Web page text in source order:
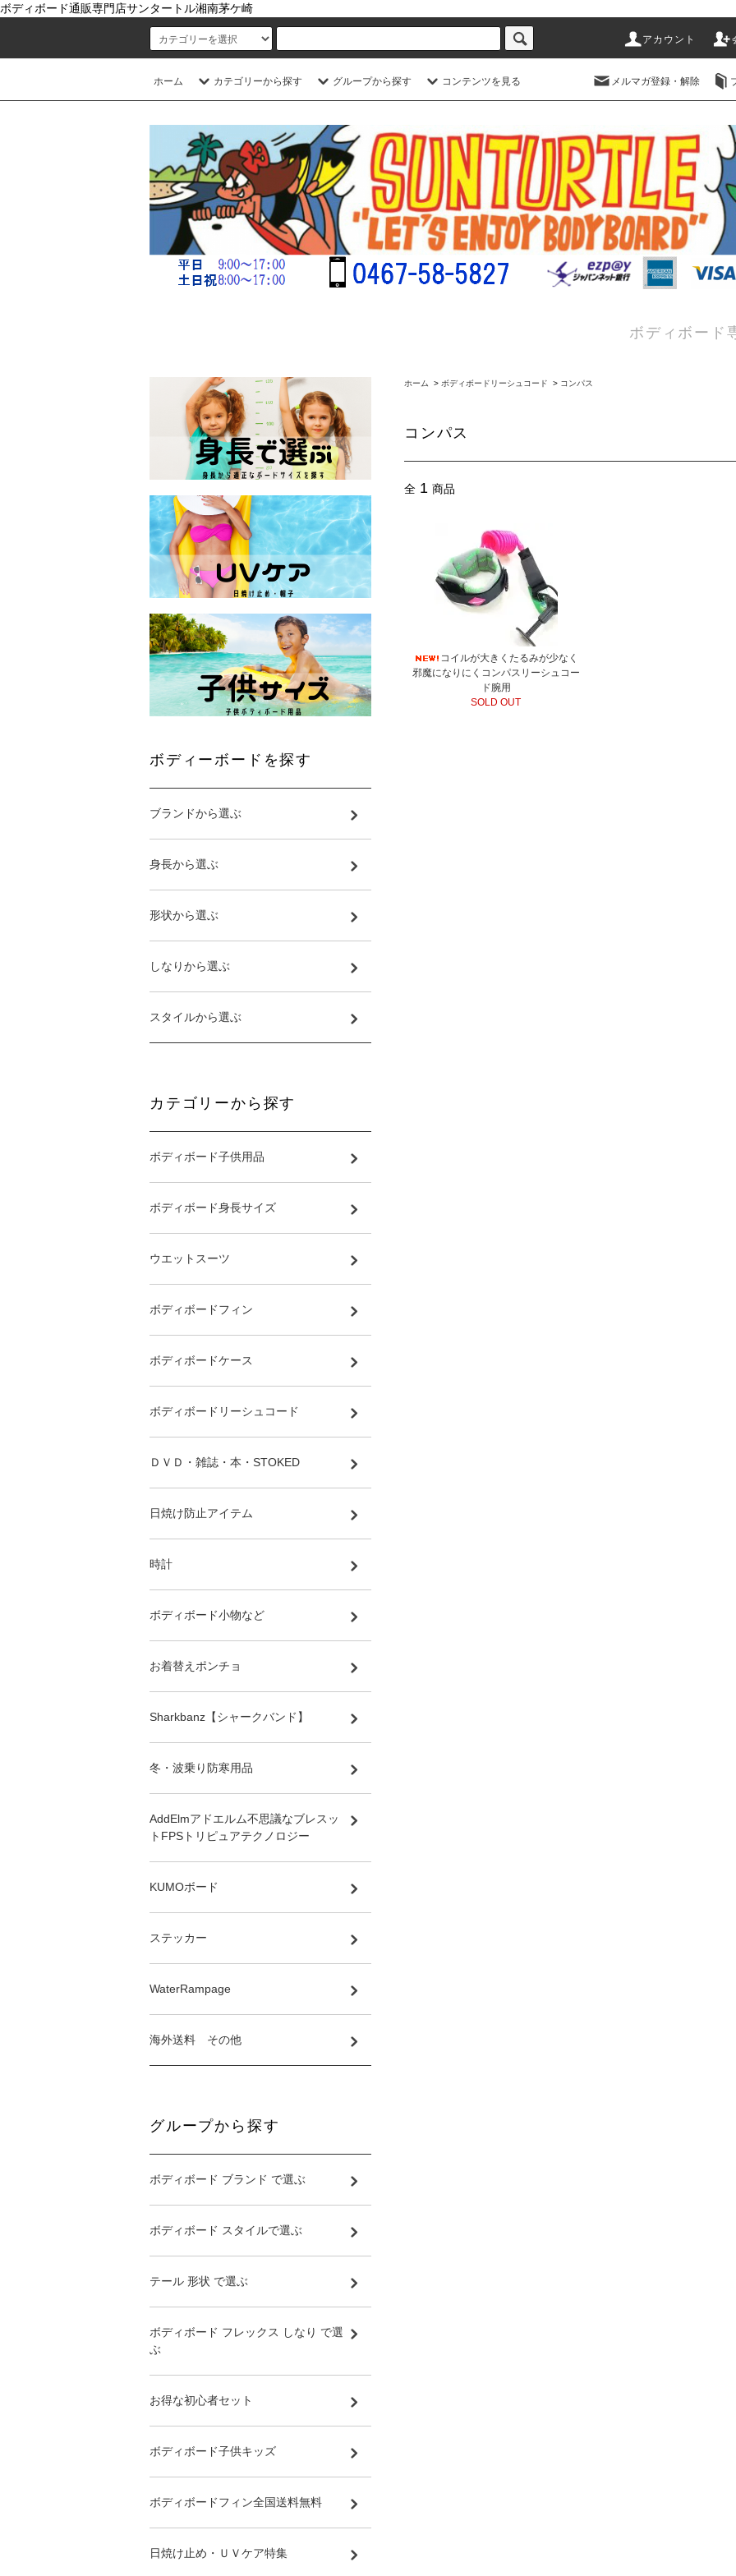
ボディボード通販専門店サンタートル湘南茅ケ崎
アカウント
ホーム カテゴリーから探す グループから探す コンテンツを見る メルマガ登録・解除
ボディボード
ホーム > ボディボードリーシュコード > コンパス
コンパス
全 1 商品
コイルが大きくたるみが少なく
邪魔になりにくコンパスリーシュコー
ド腕用
SOLD OUT
ボディーボードを探す
ブランドから選ぶ
身長から選ぶ
形状から選ぶ
しなりから選ぶ
スタイルから選ぶ
カテゴリーから探す
ボディボード子供用品
ボディボード身長サイズ
ウエットスーツ
ボディボードフィン
ボディボードケース
ボディボードリーシュコード
ＤＶＤ・雑誌・本・STOKED
日焼け防止アイテム
時計
ボディボード小物など
お着替えポンチョ
Sharkbanz【シャークバンド】
冬・波乗り防寒用品
AddElmアドエルム不思議なブレスッ
トFPSトリピュアテクノロジー
KUMOボード
ステッカー
WaterRampage
海外送料 その他
グループから探す
ボディボード ブランド で選ぶ
ボディボード スタイルで選ぶ
テール 形状 で選ぶ
ボディボード フレックス しなり で選
ぶ
お得な初心者セット
ボディボード子供キッズ
ボディボードフィン全国送料無料
日焼け止め・ＵＶケア特集